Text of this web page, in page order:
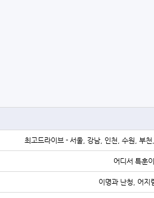
최고드라이브 - 서울, 강남, 인천, 수원, 부
어디서 특훈
이명과 난청, 어지